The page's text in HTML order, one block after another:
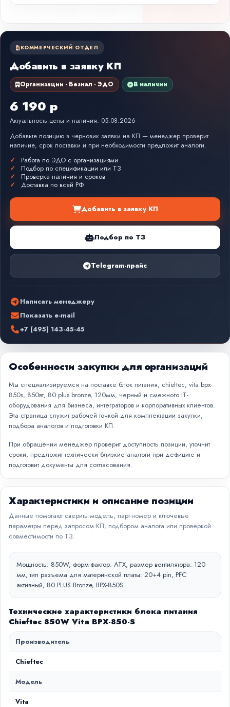
КОММЕРЧЕСКИЙ ОТДЕЛ
Добавить в заявку КП
Организации · Безнал · ЭДО В наличии
6 190 р
Актуальность цены и наличия: 05.08.2026
Добавьте позицию в черновик заявки на КП — менеджер проверит
наличие, срок поставки и при необходимости предложит аналоги.
Работа по ЭДО с организациями
Подбор по спецификации или ТЗ
Проверка наличия и сроков
Доставка по всей РФ
Добавить в заявку КП
Подбор по ТЗ
Telegram-прайс
Написать менеджеру
Показать e-mail
+7 (495) 143-45-45
Особенности закупки для организаций
Мы специализируемся на поставке блок питания, chieftec, vita bpx-
850s, 850вт, 80 plus bronze, 120мм, черный и смежного IT-
оборудования для бизнеса, интеграторов и корпоративных клиентов.
Эта страница служит рабочей точкой для комплектации закупки,
подбора аналогов и подготовки КП.
При обращении менеджер проверит доступность позиции, уточнит
сроки, предложит технически близкие аналоги при дефиците и
подготовит документы для согласования.
Характеристики и описание позиции
Данные помогают сверить модель, парт-номер и ключевые
параметры перед запросом КП, подбором аналога или проверкой
совместимости по ТЗ.
Мощность: 850W, форм-фактор: ATX, размер вентилятора: 120
мм, тип разъема для материнской платы: 20+4 pin, PFC
активный, 80 PLUS Bronze, BPX-850S
Технические характеристики блока питания
Chieftec 850W Vita BPX-850-S
Производитель
Chieftec
Модель
Vita